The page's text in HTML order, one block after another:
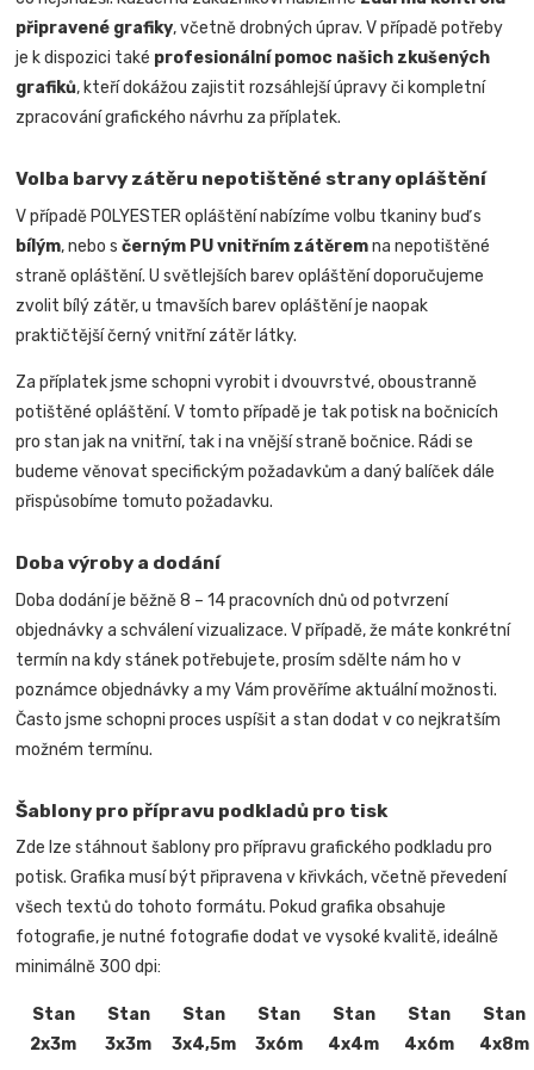
připravené grafiky, včetně drobných úprav. V případě potřeby
je k dispozici také profesionální pomoc našich zkušených
grafiků, kteří dokážou zajistit rozsáhlejší úpravy či kompletní
zpracování grafického návrhu za příplatek.
Volba barvy zátěru nepotištěné strany opláštění
V případě POLYESTER opláštění nabízíme volbu tkaniny buď s
bílým, nebo sčerným PU vnitřním zátěremna nepotištěné
straně opláštění. U světlejších barev opláštění doporučujeme
zvolit bílý zátěr, u tmavších barev opláštění je naopak
praktičtější černý vnitřní zátěr látky.
Za příplatek jsme schopni vyrobit i dvouvrstvé, oboustranně
potištěné opláštění. V tomto případě je tak potisk na bočnicích
pro stan jak na vnitřní, tak i na vnější straně bočnice. Rádi se
budeme věnovat specifickým požadavkům a daný balíček dále
přispůsobíme tomuto požadavku.
Doba výroby a dodání
Doba dodání je běžně 8 – 14 pracovních dnů od potvrzení
objednávky a schválení vizualizace. V případě, že máte konkrétní
termín na kdy stánek potřebujete, prosím sdělte nám ho v
poznámce objednávky a my Vám prověříme aktuální možnosti.
Často jsme schopni proces uspíšit a stan dodat v co nejkratším
možném termínu.
Šablony pro přípravu podkladů pro tisk
Zde lze stáhnout šablony pro přípravu grafického podkladu pro
potisk. Grafika musí být připravena v křivkách, včetně převedení
všech textů do tohoto formátu. Pokud grafika obsahuje
fotografie, je nutné fotografie dodat ve vysoké kvalitě, ideálně
minimálně 300 dpi:
Stan
2x3m
Stan
3x3m
Stan
3x4,5m
Stan
3x6m
Stan
4x4m
Stan
4x6m
Stan
4x8m